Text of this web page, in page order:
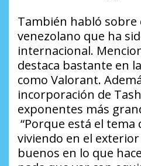
También habló sobre
venezolano que ha
internacional.
destaca bastante en
como Valorant.
incorporación de
exponentes más
“Porque está el tema
viviendo en el
buenos en lo que